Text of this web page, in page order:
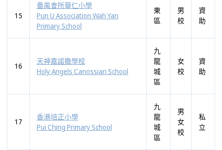
15
番禺會所華仁小學
Pun U Association Wah Yan
Primary School
東
區
男
校
資
助
16
天神嘉諾撒學校
Holy Angels Canossian School
九
龍
城
區
女
校
資
助
17
香港培正小學
Pui Ching Primary School
九
龍
城
區
男
女
校
私
立